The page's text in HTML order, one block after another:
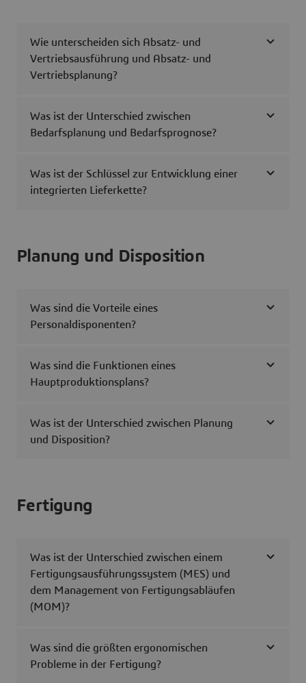
Wie unterscheiden sich Absatz- und
Vertriebsausführung und Absatz- und
Vertriebsplanung?
Was ist der Unterschied zwischen
Bedarfsplanung und Bedarfsprognose?
Was ist der Schlüssel zur Entwicklung einer
integrierten Lieferkette?
Planung und Disposition
Was sind die Vorteile eines
Personaldisponenten?
Was sind die Funktionen eines
Hauptproduktionsplans?
Was ist der Unterschied zwischen Planung
und Disposition?
Fertigung
Was ist der Unterschied zwischen einem
Fertigungsausführungssystem (MES) und
dem Management von Fertigungsabläufen
(MOM)?
Was sind die größten ergonomischen
Probleme in der Fertigung?